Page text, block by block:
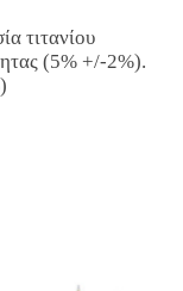
τιτανίου
(5% +/-2%).